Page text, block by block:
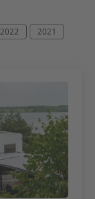
2022
2021